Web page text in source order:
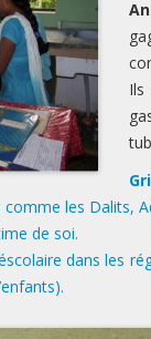
Ils
les Dalits,
de soi.
dans les